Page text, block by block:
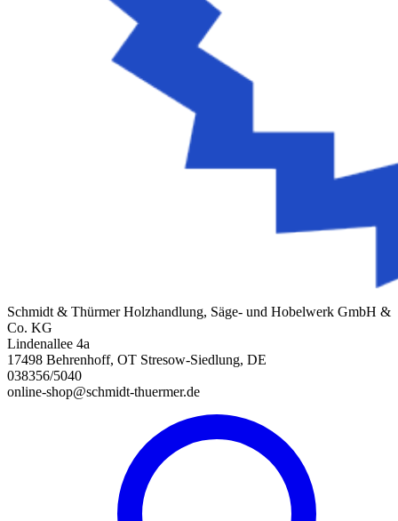
Schmidt & Thürmer Holzhandlung, Säge- und Hobelwerk GmbH &
Co. KG
Lindenallee 4a
17498 Behrenhoff, OT Stresow-Siedlung, DE
038356/5040
online-shop@schmidt-thuermer.de